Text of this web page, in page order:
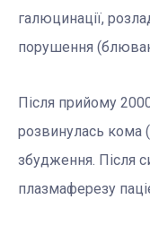
галюцинації,
порушення
Після прийому
розвинулась кома
збудження. Після
плазмаферезу